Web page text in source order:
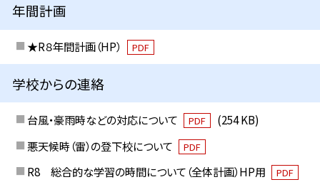
年間計画
★R８年間計画（HP） PDF
学校からの連絡
台風・豪雨時などの対応について PDF
(254 KB)
悪天候時（雷）の登下校について
PDF
R8 総合的な学習の時間について（全体計画）HP用 PDF